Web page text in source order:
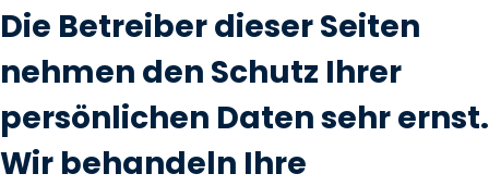
Die Betreiber dieser Seiten
nehmen den Schutz Ihrer
persönlichen Daten sehr ernst.
Wir behandeln Ihre